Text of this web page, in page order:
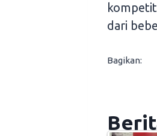
dari
Bagikan: